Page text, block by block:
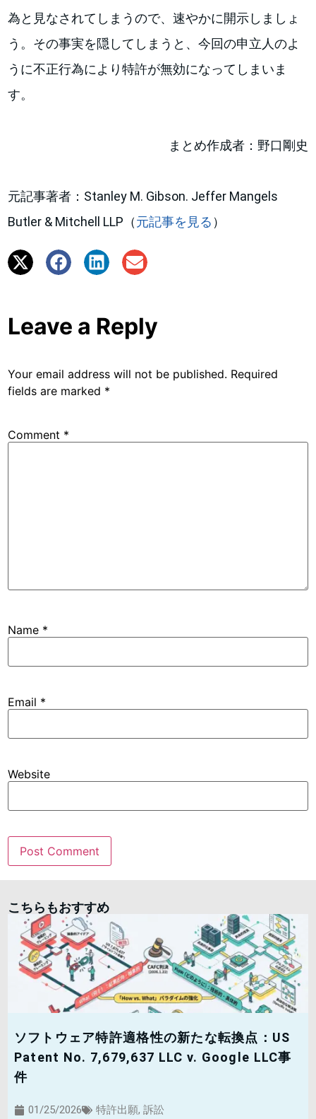
為と見なされてしまうので、速やかに開示しましょ
う。その事実を隠してしまうと、今回の申立人のよ
うに不正行為により特許が無効になってしまいま
す。
まとめ作成者：野口剛史
元記事著者：Stanley M. Gibson. Jeffer Mangels
Butler & Mitchell LLP（元記事を見る ）
Leave a Reply
Your email address will not be published. Required
fields are marked *
Comment *
Name *
Email *
Website
こちらもおすすめ
ソフトウェア特許適格性の新たな転換点：US
Patent No. 7,679,637 LLC v. Google LLC事
件
01/25/2026 特許出願, 訴訟